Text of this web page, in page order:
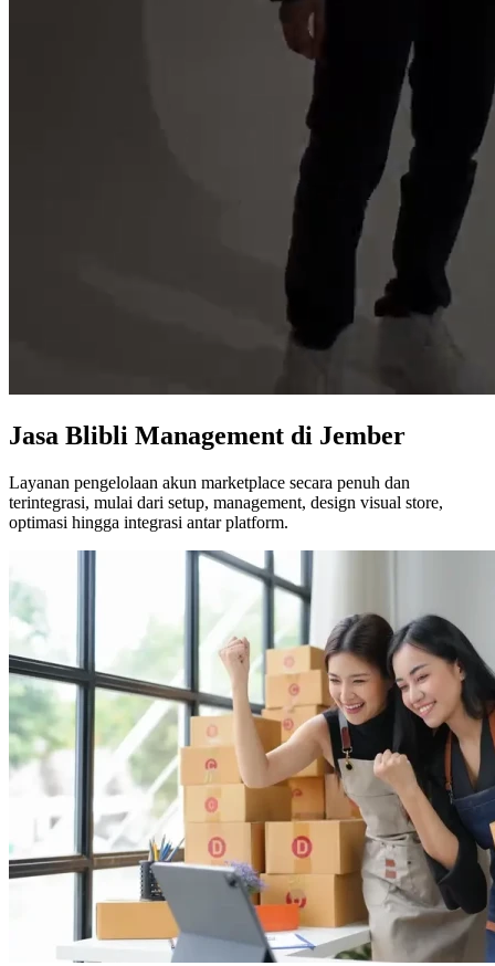
Jasa Blibli Management di Jember
Layanan pengelolaan akun marketplace secara penuh dan
terintegrasi, mulai dari setup, management, design visual store,
optimasi hingga integrasi antar platform.